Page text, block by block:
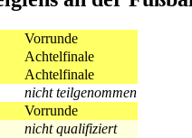
Vorrunde
Achtelfinale
Achtelfinale
nicht teilgenommen
Vorrunde
nicht qualifiziert